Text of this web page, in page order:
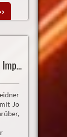
Immmobilienenteignung und Impfzwang abwenden
Jo